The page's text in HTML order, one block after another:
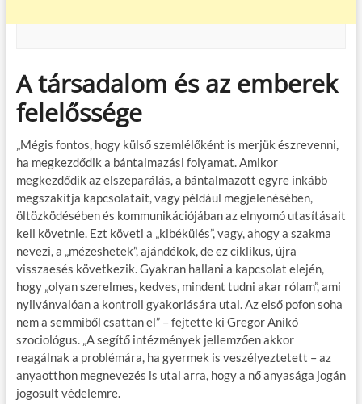
A társadalom és az emberek
felelőssége
„Mégis fontos, hogy külső szemlélőként is merjük észrevenni,
ha megkezdődik a bántalmazási folyamat. Amikor
megkezdődik az elszeparálás, a bántalmazott egyre inkább
megszakítja kapcsolatait, vagy például megjelenésében,
öltözködésében és kommunikációjában az elnyomó utasításait
kell követnie. Ezt követi a „kibékülés”, vagy, ahogy a szakma
nevezi, a „mézeshetek”, ajándékok, de ez ciklikus, újra
visszaesés következik. Gyakran hallani a kapcsolat elején,
hogy „olyan szerelmes, kedves, mindent tudni akar rólam”, ami
nyilvánvalóan a kontroll gyakorlására utal. Az első pofon soha
nem a semmiből csattan el” – fejtette ki Gregor Anikó
szociológus. „A segítő intézmények jellemzően akkor
reagálnak a problémára, ha gyermek is veszélyeztetett – az
anyaotthon megnevezés is utal arra, hogy a nő anyasága jogán
jogosult védelemre.